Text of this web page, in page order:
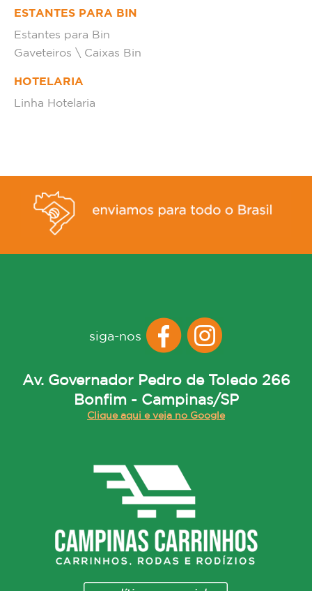
ESTANTES PARA BIN
Estantes para Bin
Gaveteiros \ Caixas Bin
HOTELARIA
Linha Hotelaria
siga-nos
Av. Governador Pedro de Toledo 266
Bonfim - Campinas/SP
Clique aqui e veja no Google